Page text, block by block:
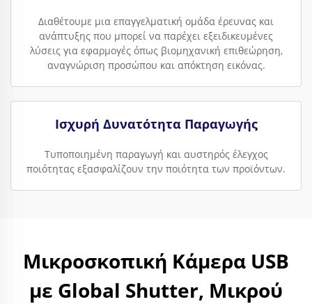
Διαθέτουμε μια επαγγελματική ομάδα έρευνας και
ανάπτυξης που μπορεί να παρέχει εξειδικευμένες
λύσεις για εφαρμογές όπως βιομηχανική επιθεώρηση,
αναγνώριση προσώπου και απόκτηση εικόνας.
Ισχυρή Δυνατότητα Παραγωγής
Τυποποιημένη παραγωγή και αυστηρός έλεγχος
ποιότητας εξασφαλίζουν την ποιότητα των προϊόντων.
Μικροσκοπική Κάμερα USB
με Global Shutter, Μικρού